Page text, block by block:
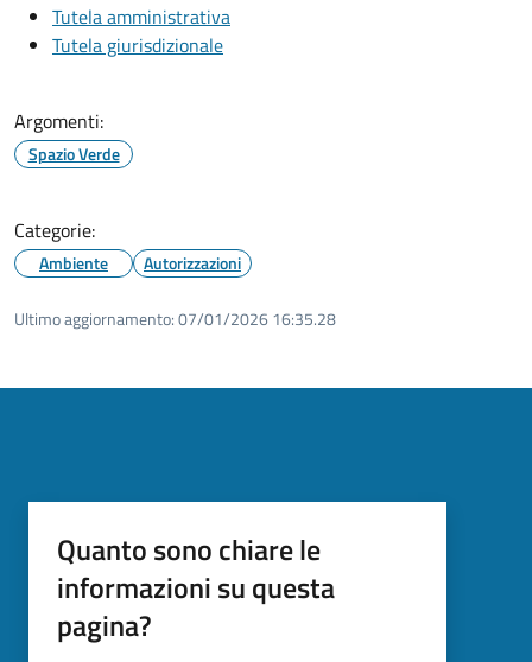
Tutela amministrativa
Tutela giurisdizionale
Argomenti:
Spazio Verde
Categorie:
Ambiente Autorizzazioni
Ultimo aggiornamento:07/01/2026 16:35.28
Quanto sono chiare le
informazioni su questa
pagina?